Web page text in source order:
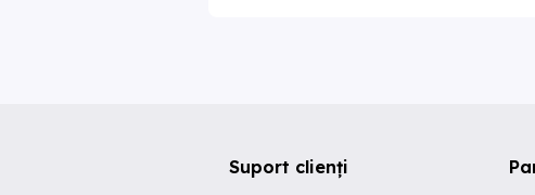
Suport clienți